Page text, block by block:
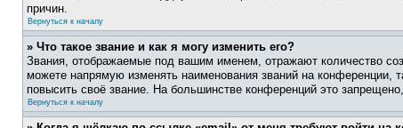
причин.
Вернуться к началу
» Что такое звание и как я могу изменить его?
Звания, отображаемые под вашим именем, отражают количество
можете напрямую изменять наименования званий на
повысить своё звание. На большинстве конференций это
Вернуться к началу